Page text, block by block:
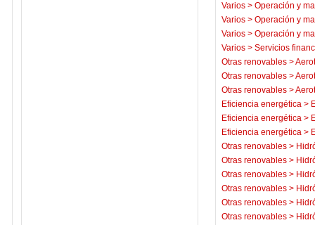
Varios > Operación y
Varios > Operación y
Varios > Operación y
Varios > Servicios
Otras renovables >
Otras renovables >
Otras renovables >
Eficiencia energética >
Eficiencia energética >
Eficiencia energética >
Otras renovables >
Otras renovables >
Otras renovables >
Otras renovables >
Otras renovables >
Otras renovables >